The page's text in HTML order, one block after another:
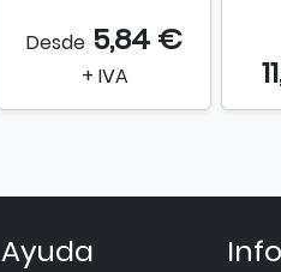
Desde 5,84 €
+ IVA
Ayuda